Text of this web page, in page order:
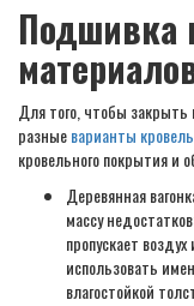
Подшивка
Для того, чтобы
разныеварианты
кровельного покрытия и
Деревянная
массу
пропускает
использовать
влагостойкой